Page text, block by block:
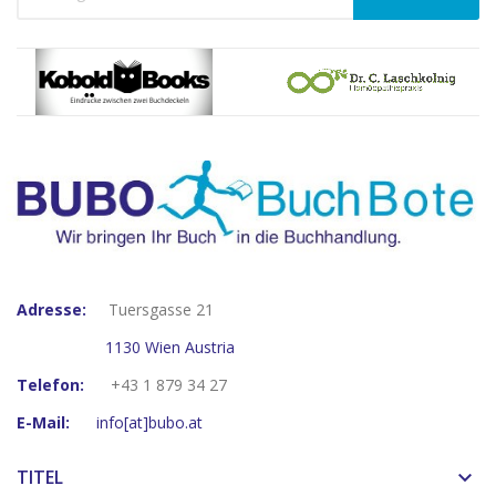
Adresse:
Tuersgasse 21
1130 Wien Austria
Telefon:
+43 1 879 34 27
E-Mail:
info[at]bubo.at
TITEL keyboard_arrow_down